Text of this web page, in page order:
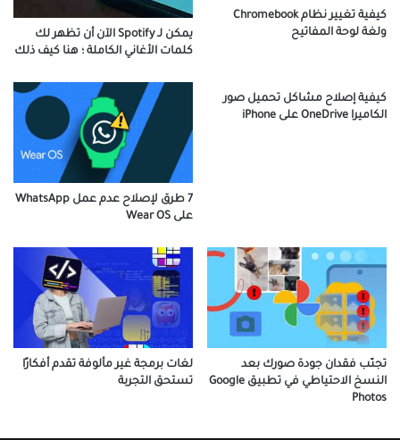
كيفية تغيير نظام Chromebook
ولغة لوحة المفاتيح
يمكن لـ Spotify الآن أن تظهر لك
كلمات الأغاني الكاملة ؛ هنا كيف ذلك
كيفية إصلاح مشاكل تحميل صور
الكاميرا OneDrive على iPhone
7 طرق لإصلاح عدم عمل WhatsApp
على Wear OS
تجنّب فقدان جودة صورك بعد
النسخ الاحتياطي في تطبيق Google
Photos
لغات برمجة غير مألوفة تقدم أفكارًا
تستحق التجربة